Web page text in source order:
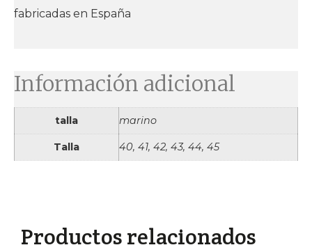
Productos relacionados
fabricadas en España
Información adicional
talla marino
Talla 40, 41, 42, 43, 44, 45